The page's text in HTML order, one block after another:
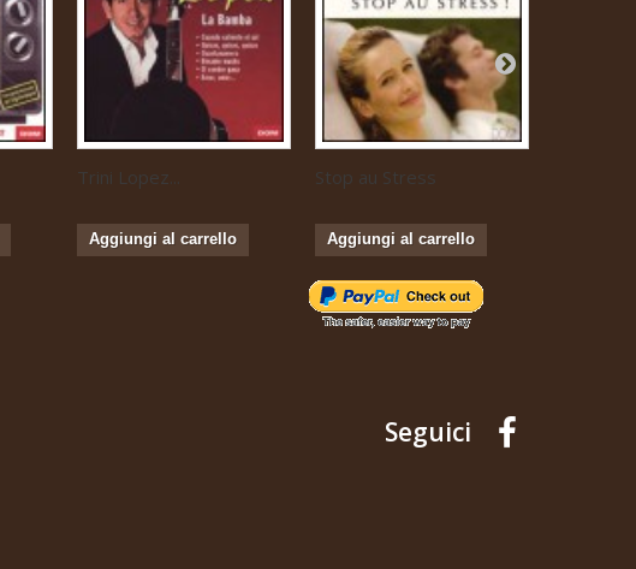
Trini Lopez...
Aggiungi al carrello
Stop au Stress
Aggiungi al carrello
Seguici